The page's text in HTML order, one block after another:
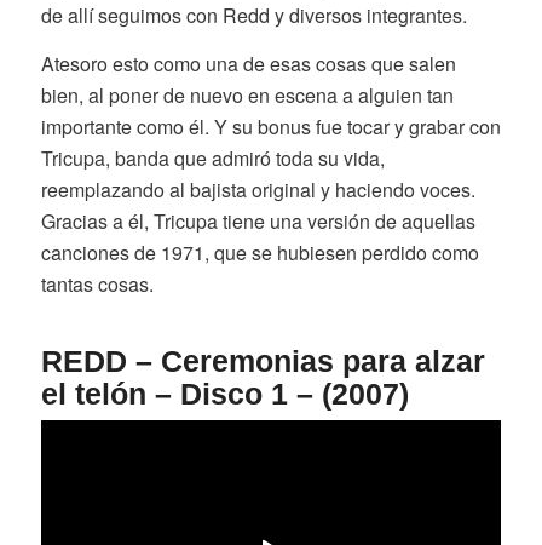
de allí seguimos con Redd y diversos integrantes.
Atesoro esto como una de esas cosas que salen
bien, al poner de nuevo en escena a alguien tan
importante como él. Y su bonus fue tocar y grabar con
Tricupa, banda que admiró toda su vida,
reemplazando al bajista original y haciendo voces.
Gracias a él, Tricupa tiene una versión de aquellas
canciones de 1971, que se hubiesen perdido como
tantas cosas.
REDD – Ceremonias para alzar
el telón – Disco 1 – (2007)